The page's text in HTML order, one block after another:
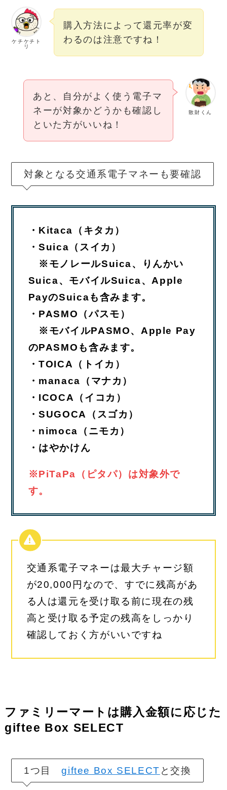
ケチケチト
リ
購入方法によって還元率が変
わるのは注意ですね！
散財くん
あと、自分がよく使う電子マ
ネーが対象かどうかも確認し
といた方がいいね！
対象となる交通系電子マネーも要確認
・Kitaca（キタカ）
・Suica（スイカ）
※モノレールSuica、りんかい
Suica、モバイルSuica、Apple
PayのSuicaも含みます。
・PASMO（パスモ）
※モバイルPASMO、Apple Pay
のPASMOも含みます。
・TOICA（トイカ）
・manaca（マナカ）
・ICOCA（イコカ）
・SUGOCA（スゴカ）
・nimoca（ニモカ）
・はやかけん
※PiTaPa（ピタパ）は対象外で
す。
交通系電子マネーは最大チャージ額
が20,000円なので、すでに残高があ
る人は還元を受け取る前に現在の残
高と受け取る予定の残高をしっかり
確認しておく方がいいですね
ファミリーマートは購入金額に応じた
giftee Box SELECT
1つ目giftee Box SELECT と交換